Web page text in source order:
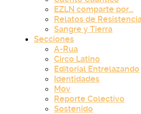
EZLN comparte por…
Relatos de
Sangre y Tierra
Secciones
A-Rua
Circo Latino
Editorial Entrelazando
Identidades
Mov
Reporte Colectivo
Sostenido